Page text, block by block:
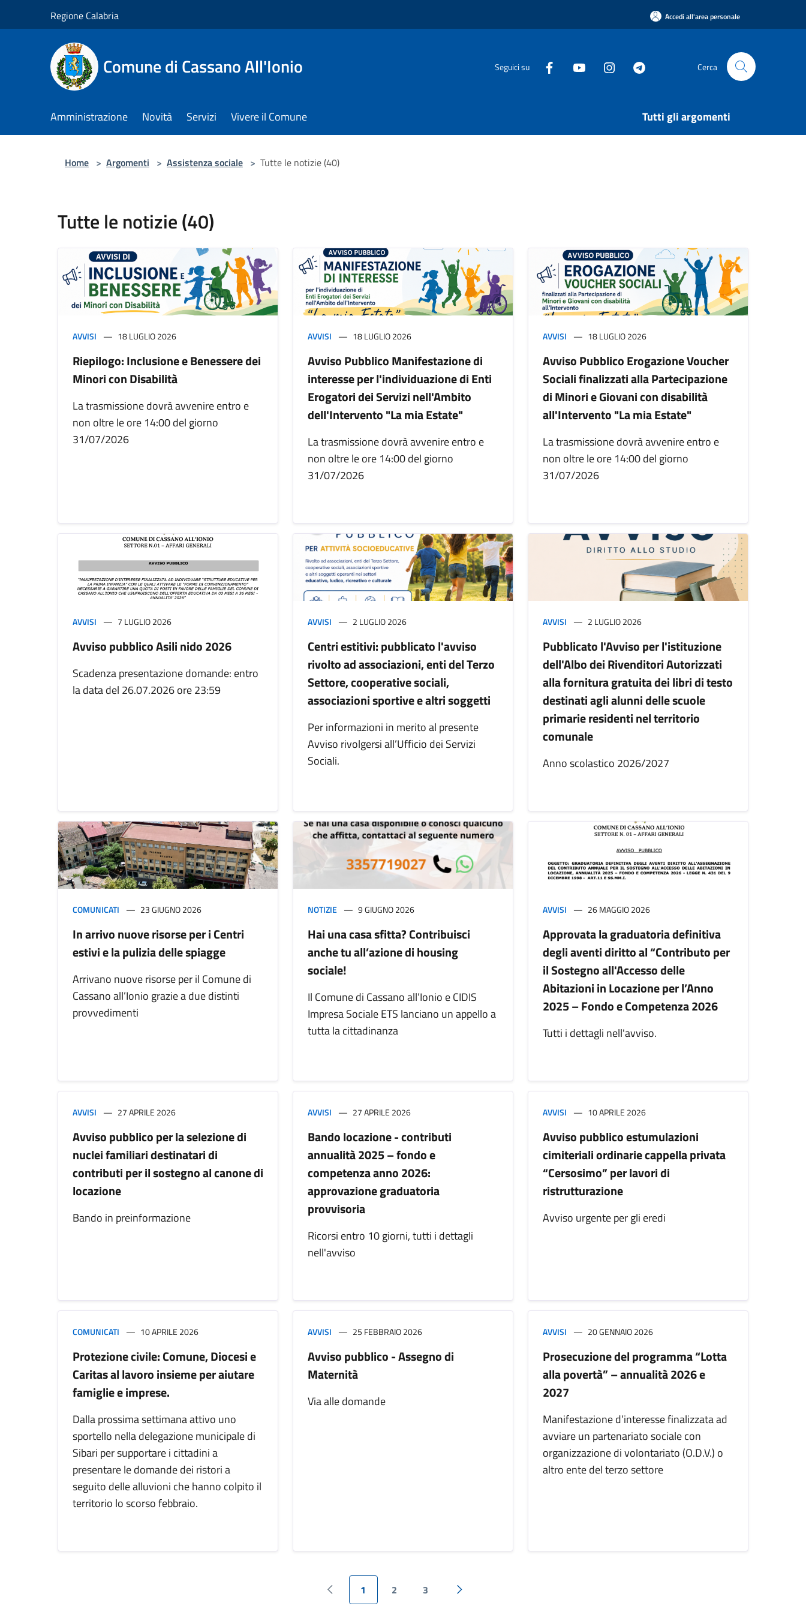
Regione Calabria Accedi all'area personale
Comune di Cassano All'Ionio Seguici su Cerca
Amministrazione Novità Servizi Vivere il Comune Tutti gli argomenti
Home > Argomenti > Assistenza sociale > Tutte le notizie (40)
Tutte le notizie (40)
AVVISI 18 LUGLIO 2026
Riepilogo: Inclusione e Benessere dei
Minori con Disabilità
La trasmissione dovrà avvenire entro e
non oltre le ore 14:00 del giorno
31/07/2026
AVVISI 18 LUGLIO 2026
Avviso Pubblico Manifestazione di
interesse per l'individuazione di Enti
Erogatori dei Servizi nell'Ambito
dell'Intervento "La mia Estate"
La trasmissione dovrà avvenire entro e
non oltre le ore 14:00 del giorno
31/07/2026
AVVISI 18 LUGLIO 2026
Avviso Pubblico Erogazione Voucher
Sociali finalizzati alla Partecipazione
di Minori e Giovani con disabilità
all'Intervento "La mia Estate"
La trasmissione dovrà avvenire entro e
non oltre le ore 14:00 del giorno
31/07/2026
AVVISI 7 LUGLIO 2026
Avviso pubblico Asili nido 2026
Scadenza presentazione domande: entro
la data del 26.07.2026 ore 23:59
AVVISI 2 LUGLIO 2026
Centri estitivi: pubblicato l'avviso
rivolto ad associazioni, enti del Terzo
Settore, cooperative sociali,
associazioni sportive e altri soggetti
Per informazioni in merito al presente
Avviso rivolgersi all’Ufficio dei Servizi
Sociali.
AVVISI 2 LUGLIO 2026
Pubblicato l'Avviso per l'istituzione
dell'Albo dei Rivenditori Autorizzati
alla fornitura gratuita dei libri di testo
destinati agli alunni delle scuole
primarie residenti nel territorio
comunale
Anno scolastico 2026/2027
COMUNICATI 23 GIUGNO 2026
In arrivo nuove risorse per i Centri
estivi e la pulizia delle spiagge
Arrivano nuove risorse per il Comune di
Cassano all’Ionio grazie a due distinti
provvedimenti
NOTIZIE 9 GIUGNO 2026
Hai una casa sfitta? Contribuisci
anche tu all’azione di housing
sociale!
Il Comune di Cassano all’Ionio e CIDIS
Impresa Sociale ETS lanciano un appello a
tutta la cittadinanza
AVVISI 26 MAGGIO 2026
Approvata la graduatoria definitiva
degli aventi diritto al “Contributo per
il Sostegno all'Accesso delle
Abitazioni in Locazione per l’Anno
2025 – Fondo e Competenza 2026
Tutti i dettagli nell'avviso.
AVVISI 27 APRILE 2026
Avviso pubblico per la selezione di
nuclei familiari destinatari di
contributi per il sostegno al canone di
locazione
Bando in preinformazione
AVVISI 27 APRILE 2026
Bando locazione - contributi
annualità 2025 – fondo e
competenza anno 2026:
approvazione graduatoria
provvisoria
Ricorsi entro 10 giorni, tutti i dettagli
nell'avviso
AVVISI 10 APRILE 2026
Avviso pubblico estumulazioni
cimiteriali ordinarie cappella privata
“Cersosimo” per lavori di
ristrutturazione
Avviso urgente per gli eredi
COMUNICATI 10 APRILE 2026
Protezione civile: Comune, Diocesi e
Caritas al lavoro insieme per aiutare
famiglie e imprese.
Dalla prossima settimana attivo uno
sportello nella delegazione municipale di
Sibari per supportare i cittadini a
presentare le domande dei ristori a
seguito delle alluvioni che hanno colpito il
territorio lo scorso febbraio.
AVVISI 25 FEBBRAIO 2026
Avviso pubblico - Assegno di
Maternità
Via alle domande
AVVISI 20 GENNAIO 2026
Prosecuzione del programma “Lotta
alla povertà” – annualità 2026 e
2027
Manifestazione d’interesse finalizzata ad
avviare un partenariato sociale con
organizzazione di volontariato (O.D.V.) o
altro ente del terzo settore
Pagina precedente
1 2 3
Pagina successiva